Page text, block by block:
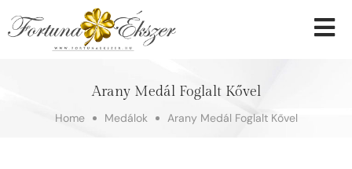
Arany Medál Foglalt Kővel
Home Medálok Arany Medál Foglalt Kővel